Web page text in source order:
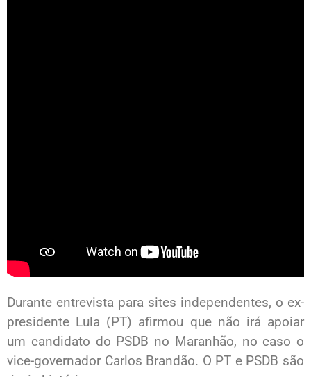
Durante entrevista para sites independentes, o ex-
presidente Lula (PT) afirmou que não irá apoiar
um candidato do PSDB no Maranhão, no caso o
vice-governador Carlos Brandão. O PT e PSDB são